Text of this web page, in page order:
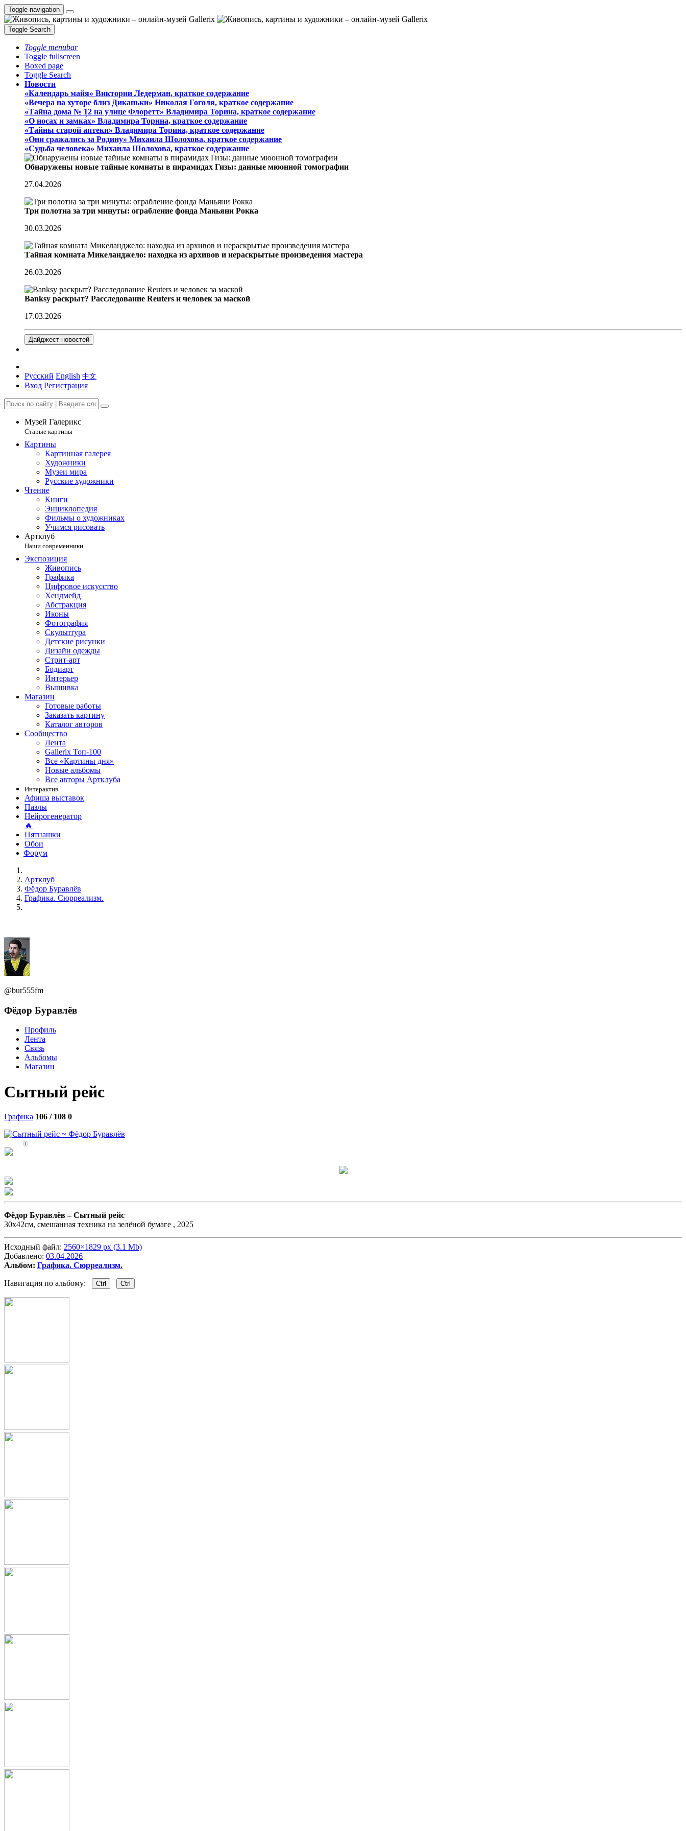
Toggle navigation
Toggle Search
Toggle menubar
Toggle fullscreen
Boxed page
Toggle Search
Новости
«Календарь майя» Виктории Ледерман, краткое содержание
«Вечера на хуторе близ Диканьки» Николая Гоголя, краткое содержание
«Тайна дома № 12 на улице Флоретт» Владимира Торина, краткое содержание
«О носах и замка́х» Владимира Торина, краткое содержание
«Тайны старой аптеки» Владимира Торина, краткое содержание
«Они сражались за Родину» Михаила Шолохова, краткое содержание
«Судьба человека» Михаила Шолохова, краткое содержание
Обнаружены новые тайные комнаты в пирамидах Гизы: данные мюонной томографии
27.04.2026
Три полотна за три минуты: ограбление фонда Маньяни Рокка
30.03.2026
Тайная комната Микеланджело: находка из архивов и нераскрытые произведения мастера
26.03.2026
Banksy раскрыт? Расследование Reuters и человек за маской
17.03.2026
Дайджест новостей
Русский English 中文
Вход Регистрация
Музей Галерикс
Старые картины
Картины
Картинная галерея
Художники
Музеи мира
Русские художники
Чтение
Книги
Энциклопедия
Фильмы о художниках
Учимся рисовать
Артклуб
Наши современники
Экспозиция
Живопись
Графика
Цифровое искусство
Хендмейд
Абстракция
Иконы
Фотография
Скульптура
Детские рисунки
Дизайн одежды
Стрит-арт
Бодиарт
Интерьер
Вышивка
Магазин
Готовые работы
Заказать картину
Каталог авторов
Сообщество
Лента
Gallerix Топ-100
Все «Картины дня»
Новые альбомы
Все авторы Артклуба
Интерактив
Афиша выставок
Пазлы
Нейрогенератор
🔥
Пятнашки
Обои
Форум
Артклуб
Фёдор Буравлёв
Графика. Сюрреализм.
@bur555fm
Фёдор Буравлёв
Профиль
Лента
Связь
Альбомы
Магазин
Сытный рейс
Графика 106 / 108 0
0
Фёдор Буравлёв –Сытный рейс
30х42см, смешанная техника на зелёной бумаге , 2025
Исходный файл: 2560×1829 px (3.1 Mb)
Добавлено: 03.04.2026
Альбом: Графика. Сюрреализм.
Навигация по альбому: Ctrl Ctrl